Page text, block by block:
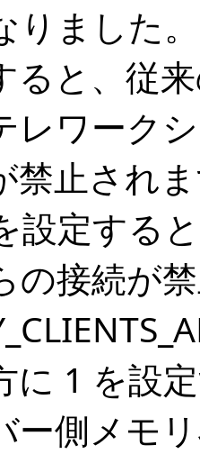
りました
ると、従
レワーク
禁止され
設定する
の接続が
に 1 を設
ー側メモ